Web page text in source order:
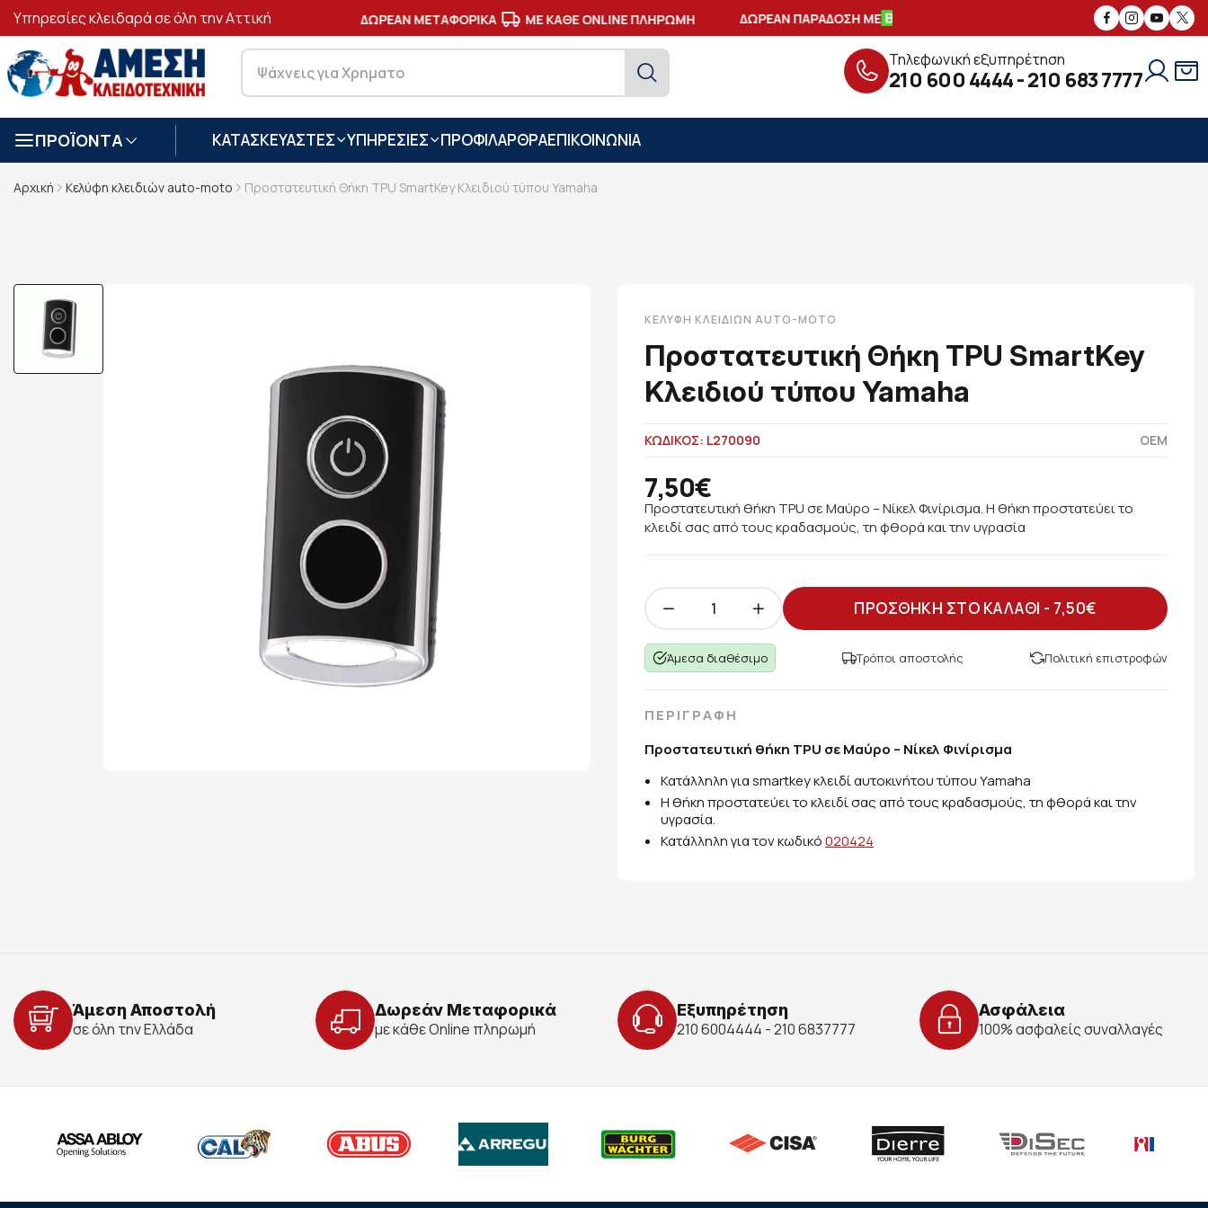
Υπηρεσίες κλειδαρά σε όλη την Αττική
ΑΣΦΑΛΕΙΣ ΣΥΝΑΛΛΑΓΕΣ ΔΩΡΕΑΝ ΜΕΤΑΦΟΡΙΚΑ ΜΕ ΚΑΘΕ ONLINE ΠΛΗΡΩΜΗ ΔΩΡΕΑΝ ΠΑΡΑΔΟΣΗ ΜΕ ΣΥΝΑΛΛΑΓΕΣ
Τηλεφωνική εξυπηρέτηση
210 600 4444-210 683 7777
ΠΡΟΪΟΝΤΑ ΚΑΤΑΣΚΕΥΑΣΤΕΣ ΥΠΗΡΕΣΙΕΣ ΠΡΟΦΙΛΑΡΘΡΑΕΠΙΚΟΙΝΩΝΙΑ
Αρχική Κελύφη κλειδιών auto-moto Προστατευτική Θήκη TPU SmartKey Κλειδιού τύπου Yamaha
ΚΕΛΎΦΗ ΚΛΕΙΔΙΏΝ AUTO-MOTO
Προστατευτική Θήκη TPU SmartKey
Κλειδιού τύπου Yamaha
ΚΩΔΙΚΟΣ: L270090 OEM
7,50€
Προστατευτική θήκη TPU σε Μαύρο – Νίκελ Φινίρισμα. Η θήκη προστατεύει το
κλειδί σας από τους κραδασμούς, τη φθορά και την υγρασία
ΠΡΟΣΘΗΚΗ ΣΤΟ ΚΑΛΑΘΙ - 7,50€
Άμεσα διαθέσιμο Τρόποι αποστολής Πολιτική επιστροφών
ΠΕΡΙΓΡΑΦΗ
Προστατευτική θήκη TPU σε Μαύρο – Νίκελ Φινίρισμα
Κατάλληλη για smartkey κλειδί αυτοκινήτου τύπου Yamaha
Η θήκη προστατεύει το κλειδί σας από τους κραδασμούς, τη φθορά και την
υγρασία.
Κατάλληλη για τον κωδικό020424
Άμεση Αποστολή
σε όλη την Ελλάδα
Δωρεάν Μεταφορικά
με κάθε Online πληρωμή
Εξυπηρέτηση
210 6004444 - 210 6837777
Ασφάλεια
100% ασφαλείς συναλλαγές